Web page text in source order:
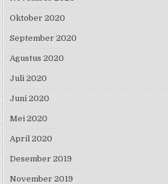
Oktober 2020
September 2020
Agustus 2020
Juli 2020
Juni 2020
Mei 2020
April 2020
Desember 2019
November 2019